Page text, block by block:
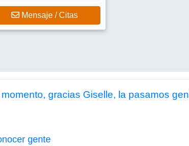
Mensaje / Citas
gracias Giselle, la pasamos
gente